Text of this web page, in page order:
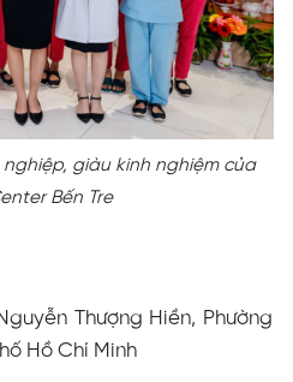
giàu kinh nghiệm của
Bến Tre
Thượng Hiền, Phường
Hồ Chí Minh